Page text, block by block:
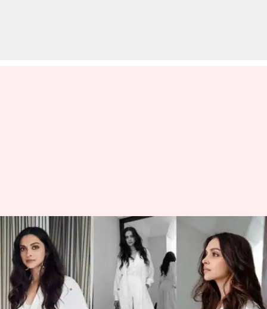
विंबलडन मैच देखने महंगी ड्रेस
पहनकर पहुंची थीं दीपिका पादुकोण,
जानें कीमत
लेखन स्वाति पाण्डेय Jul 16, 2019 11:59 am